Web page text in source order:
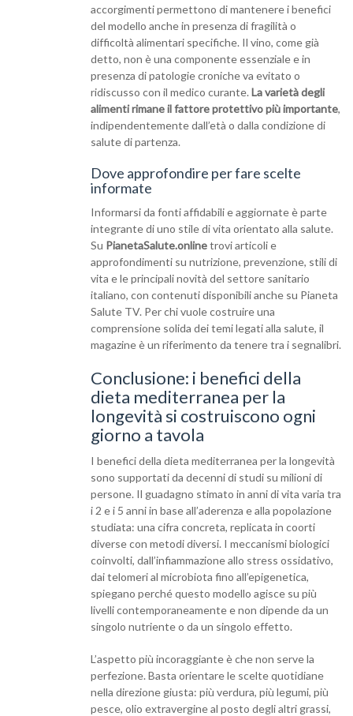
accorgimenti permettono di mantenere i benefici
del modello anche in presenza di fragilità o
difficoltà alimentari specifiche. Il vino, come già
detto, non è una componente essenziale e in
presenza di patologie croniche va evitato o
ridiscusso con il medico curante. La varietà degli
alimenti rimane il fattore protettivo più importante,
indipendentemente dall’età o dalla condizione di
salute di partenza.
Dove approfondire per fare scelte
informate
Informarsi da fonti affidabili e aggiornate è parte
integrante di uno stile di vita orientato alla salute.
Su PianetaSalute.onlinetrovi articoli e
approfondimenti su nutrizione, prevenzione, stili di
vita e le principali novità del settore sanitario
italiano, con contenuti disponibili anche su Pianeta
Salute TV. Per chi vuole costruire una
comprensione solida dei temi legati alla salute, il
magazine è un riferimento da tenere tra i segnalibri.
Conclusione: i benefici della
dieta mediterranea per la
longevità si costruiscono ogni
giorno a tavola
I benefici della dieta mediterranea per la longevità
sono supportati da decenni di studi su milioni di
persone. Il guadagno stimato in anni di vita varia tra
i 2 e i 5 anni in base all’aderenza e alla popolazione
studiata: una cifra concreta, replicata in coorti
diverse con metodi diversi. I meccanismi biologici
coinvolti, dall’infiammazione allo stress ossidativo,
dai telomeri al microbiota fino all’epigenetica,
spiegano perché questo modello agisce su più
livelli contemporaneamente e non dipende da un
singolo nutriente o da un singolo effetto.
L’aspetto più incoraggiante è che non serve la
perfezione. Basta orientare le scelte quotidiane
nella direzione giusta: più verdura, più legumi, più
pesce, olio extravergine al posto degli altri grassi,